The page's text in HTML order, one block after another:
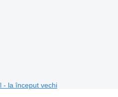
- la început vechi